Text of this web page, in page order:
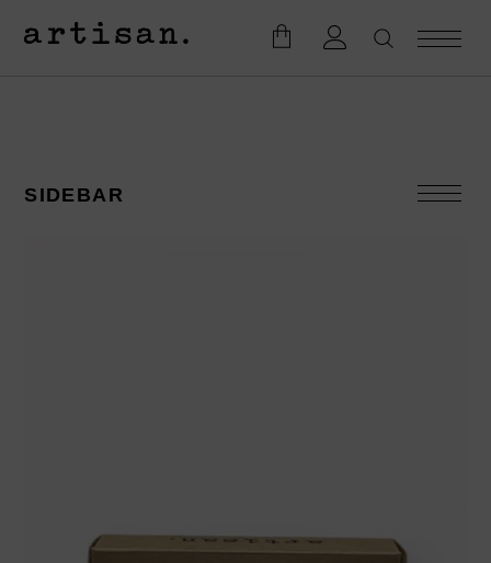
SIDEBAR
Geschenksets